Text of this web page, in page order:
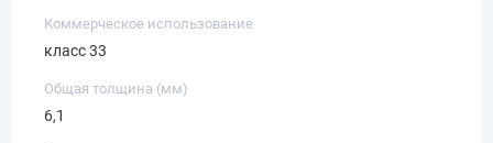
Коммерческое использование
класс 33
Общая толщина (мм)
6,1